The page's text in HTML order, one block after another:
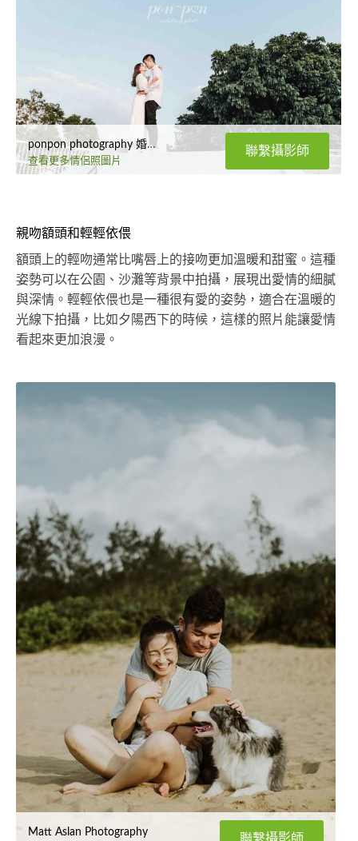
ponpon photography 婚紗攝影
查看更多情侶照圖片
聯繫攝影師
親吻額頭和輕輕依偎
額頭上的輕吻通常比嘴唇上的接吻更加溫暖和甜蜜。這種
姿勢可以在公園、沙灘等背景中拍攝，展現出愛情的細膩
與深情。輕輕依偎也是一種很有愛的姿勢，適合在溫暖的
光線下拍攝，比如夕陽西下的時候，這樣的照片能讓愛情
看起來更加浪漫。
Matt Aslan Photography 聯繫攝影師